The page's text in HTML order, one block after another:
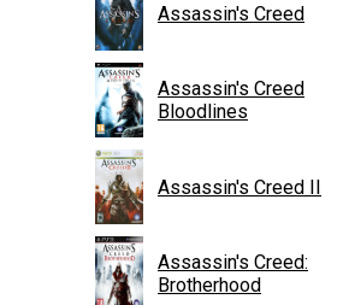
Assassin's Creed
Assassin's Creed
Bloodlines
Assassin's Creed II
Assassin's Creed:
Brotherhood